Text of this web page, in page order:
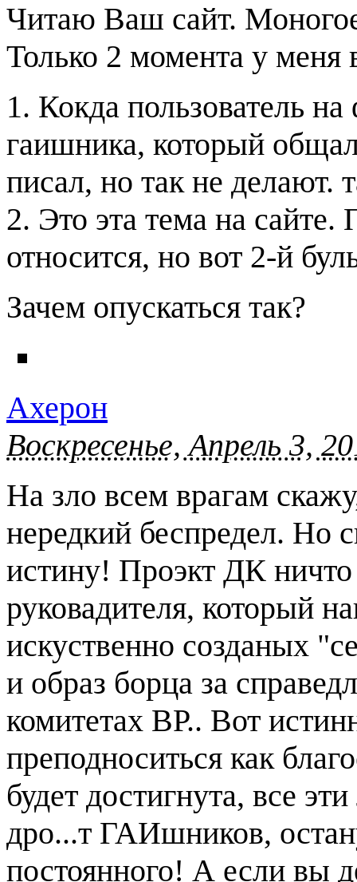
Читаю Ваш сайт.
Только 2 момента у
1. Кокда пользователь
гаишника, который
писал, но так не делают.
2. Это эта тема на
относится, но вот 2-й
Зачем опускаться так?
Ахерон
Воскресенье, Апрель 3,
На зло всем врагам
нередкий беспредел. Но
истину! Проэкт ДК ничто
руковадителя, который
искуственно созданых
и образ борца за
комитетах ВР.. Вот
преподноситься как
будет достигнута, все
дро...т ГАИшников,
постоянного! А если вы